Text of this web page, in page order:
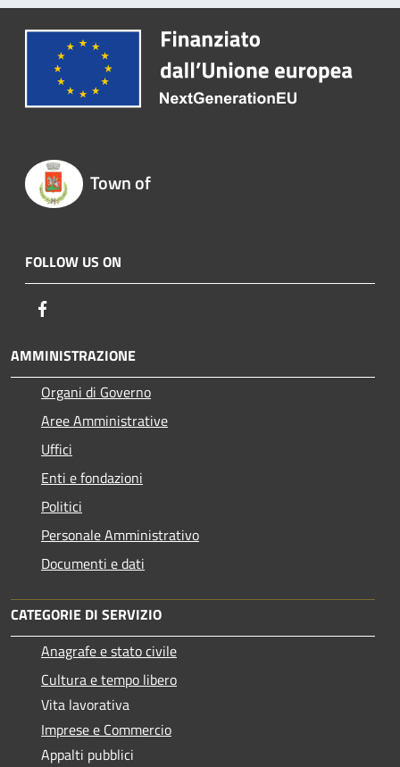
Town of
FOLLOW US ON
AMMINISTRAZIONE
Organi di Governo
Aree Amministrative
Uffici
Enti e fondazioni
Politici
Personale Amministrativo
Documenti e dati
CATEGORIE DI SERVIZIO
Anagrafe e stato civile
Cultura e tempo libero
Vita lavorativa
Imprese e Commercio
Appalti pubblici